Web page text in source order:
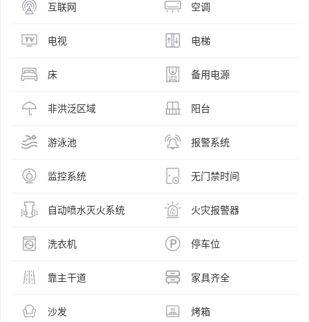
互联网 空调
电视 电梯
床 备用电源
非洪泛区域 阳台
游泳池 报警系统
监控系统 无门禁时间
自动喷水灭火系统 火灾报警器
洗衣机 停车位
靠主干道 家具齐全
沙发 烤箱